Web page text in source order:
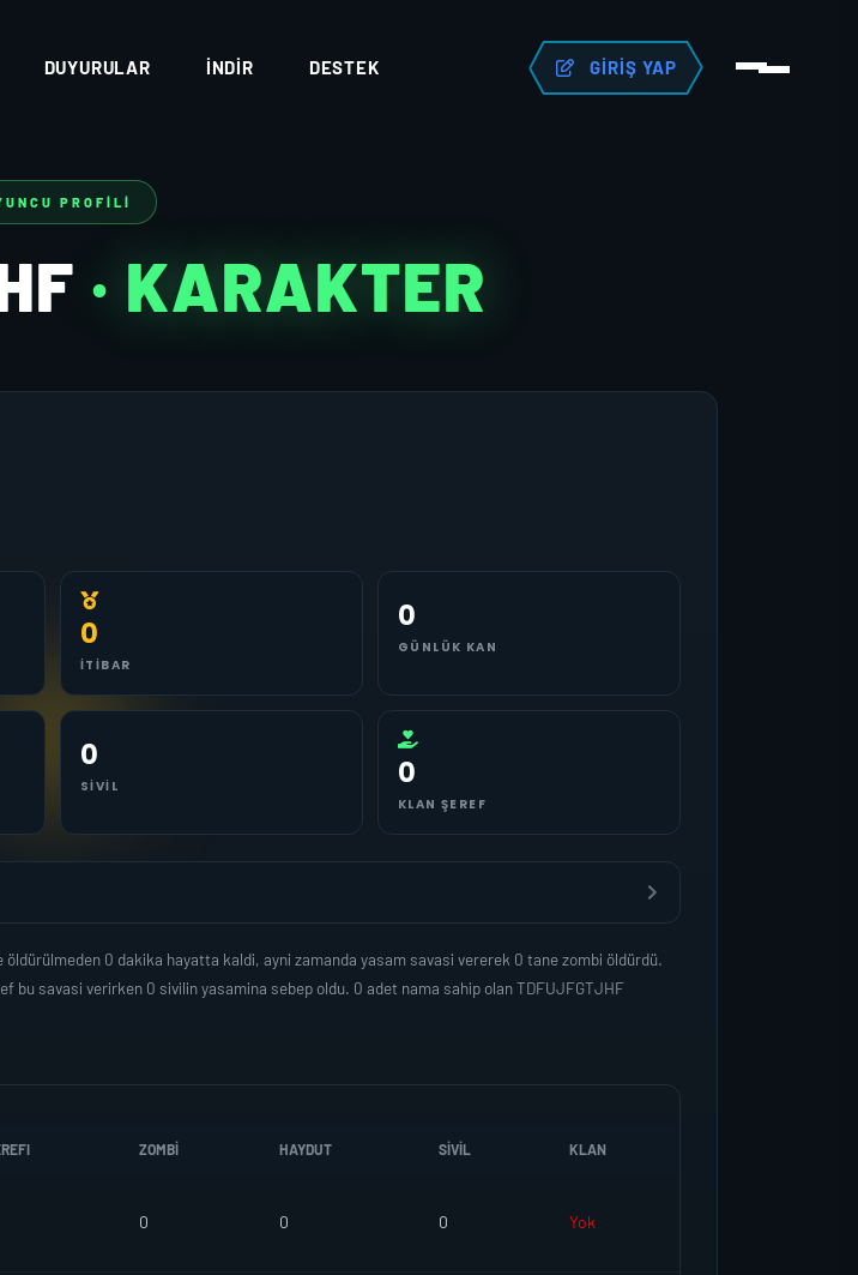
DUYURULAR İNDIR DESTEK GIRIŞ YAP
PROFILI
· KARAKTER
0
İTIBAR
0
GÜNLÜK KAN
0
SIVIL 0
KLAN ŞEREF
0 dakika hayatta kaldi, ayni zamanda yasam savasi vererek 0 tane zombi öldürdü.
bu savasi verirken 0 sivilin yasamina sebep oldu. 0 adet nama sahip olan TDFUJFGTJHF
ZOMBI HAYDUT SIVIL KLAN
0 0 0 Yok